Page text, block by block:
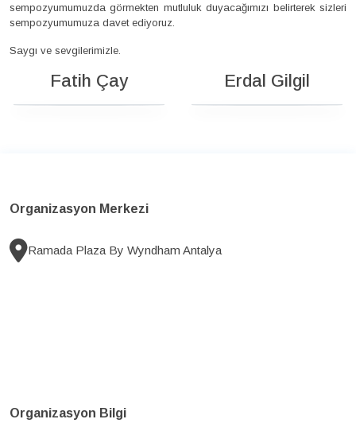
sempozyumumuzda görmekten mutluluk duyacağımızı belirterek sizleri
sempozyumumuza davet ediyoruz.
Saygı ve sevgilerimizle.
Fatih Çay Erdal Gilgil
Organizasyon Merkezi
Ramada Plaza By Wyndham Antalya
Organizasyon Bilgi